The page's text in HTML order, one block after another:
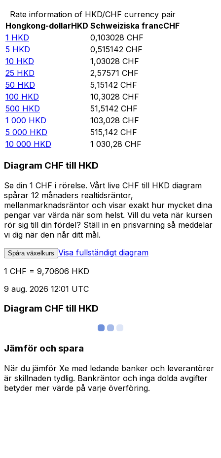
Rate information of HKD/CHF currency pair
Hongkong-dollarHKD Schweiziska francCHF
1 HKD 0,103028 CHF
5 HKD 0,515142 CHF
10 HKD 1,03028 CHF
25 HKD 2,57571 CHF
50 HKD 5,15142 CHF
100 HKD 10,3028 CHF
500 HKD 51,5142 CHF
1 000 HKD 103,028 CHF
5 000 HKD 515,142 CHF
10 000 HKD 1 030,28 CHF
Diagram CHF till HKD
Se din 1 CHF i rörelse. Vårt live CHF till HKD diagram
spårar 12 månaders realtidsräntor,
mellanmarknadsräntor och visar exakt hur mycket dina
pengar var värda när som helst. Vill du veta när kursen
rör sig till din fördel? Ställ in en prisvarning så meddelar
vi dig när den når ditt mål.
Spåra växelkurs Visa fullständigt diagram
1 CHF = 9,70606 HKD
9 aug. 2026 12:01 UTC
Diagram CHF till HKD
Jämför och spara
När du jämför Xe med ledande banker och leverantörer
är skillnaden tydlig. Bankräntor och inga dolda avgifter
betyder mer värde på varje överföring.